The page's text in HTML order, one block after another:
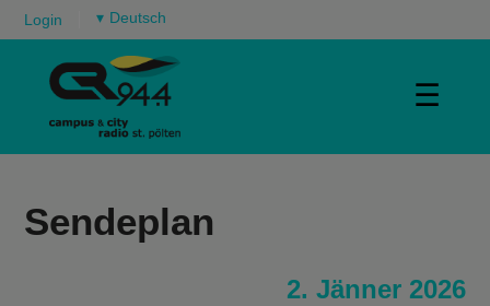
Login ▾
☰
Sendeplan
2. Jänner 2026